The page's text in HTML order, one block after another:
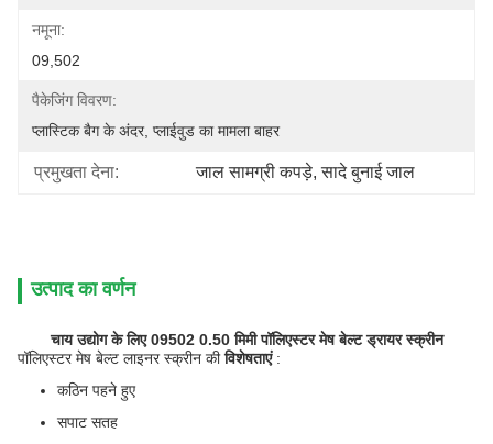
नमूना:
09,502
पैकेजिंग विवरण:
प्लास्टिक बैग के अंदर, प्लाईवुड का मामला बाहर
प्रमुखता देना: जाल सामग्री कपड़े, सादे बुनाई जाल
उत्पाद का वर्णन
चाय उद्योग के लिए 09502 0.50 मिमी पॉलिएस्टर मेष बेल्ट ड्रायर स्क्रीन
पॉलिएस्टर मेष बेल्ट लाइनर स्क्रीन कीविशेषताएं:
कठिन पहने हुए
सपाट सतह